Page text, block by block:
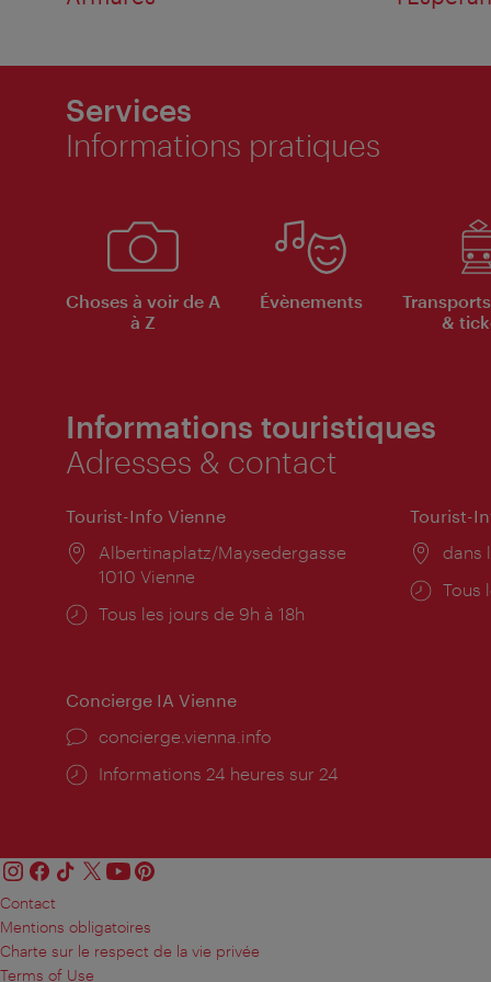
Services
Informations pratiques
Choses à voir de A
à Z
Évènements
&
Informations touristiques
Adresses & contact
Tourist-Info Vienne
Lieu:
Albertinaplatz/Maysedergasse
1010 Vienne
Horaires
Tous les jours de 9h à 18h
Tourist-
Lieu:
dans
Tous
Concierge IA Vienne
Ort:
concierge.vienna.info
Öffnungszeiten:
Informations 24 heures sur 24
Contact
Mentions obligatoires
Charte sur le respect de la vie privée
Terms of Use